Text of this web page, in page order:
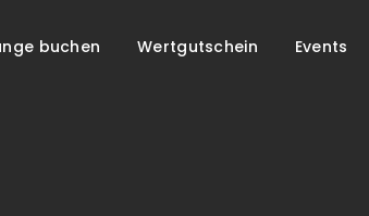
buchen Wertgutschein Events